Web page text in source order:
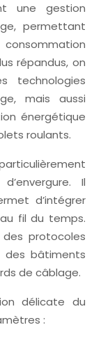
une gestion
permettant
répandus, on
technologies
mais aussi
énergétique
roulants.
Il
d’intégrer
fil du temps.
protocoles
des bâtiments
de câblage.
délicate du
: